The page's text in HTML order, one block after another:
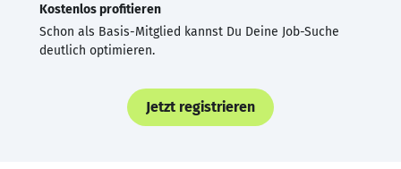
Kostenlos profitieren
Schon als Basis-Mitglied kannst Du Deine Job-Suche
deutlich optimieren.
Jetzt registrieren